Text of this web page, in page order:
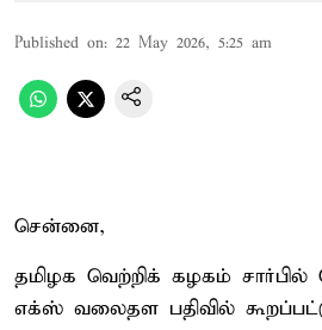
Published on: 22 May 2026, 5:25 am
சென்னை,
தமிழக வெற்றிக் கழகம் சார்பில்
எக்ஸ் வலைதள பதிவில்